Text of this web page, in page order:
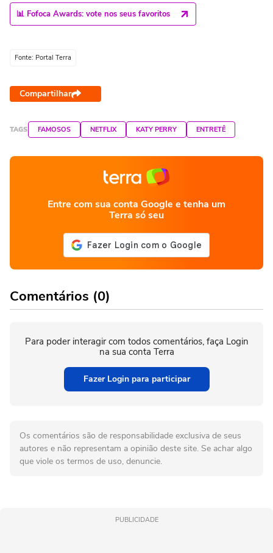
📊 Fofoca Awards: vote nos seus favoritos
Fonte: Portal Terra
Compartilhar
TAGS FAMOSOS NETFLIX KATY PERRY ENTRETÊ
Entre com sua conta Google e tenha um
Terra só seu
Comentários (0)
Para poder interagir com todos comentários, faça Login
na sua conta Terra
Fazer Login para participar
Os comentários são de responsabilidade exclusiva de seus
autores e não representam a opinião deste site. Se achar algo
que viole os termos de uso, denuncie.
PUBLICIDADE